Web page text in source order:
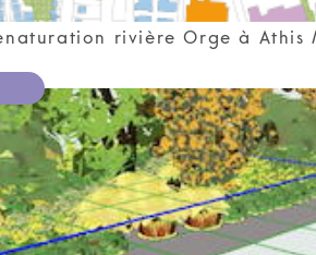
rivière Orge à